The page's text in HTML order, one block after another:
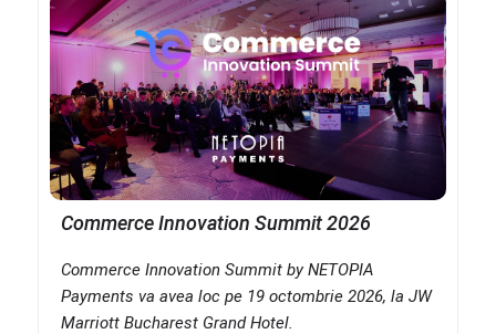
Commerce Innovation Summit 2026
Commerce Innovation Summit by NETOPIA
Payments va avea loc pe 19 octombrie 2026, la JW
Marriott Bucharest Grand Hotel.